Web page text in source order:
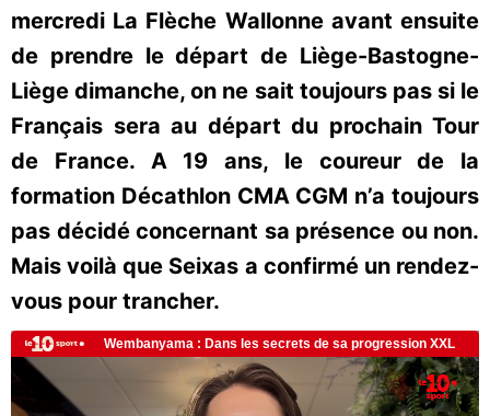
mercredi La Flèche Wallonne avant ensuite
de prendre le départ de Liège-Bastogne-
Liège dimanche, on ne sait toujours pas si le
Français sera au départ du prochain Tour
de France. A 19 ans, le coureur de la
formation Décathlon CMA CGM n’a toujours
pas décidé concernant sa présence ou non.
Mais voilà que Seixas a confirmé un rendez-
vous pour trancher.